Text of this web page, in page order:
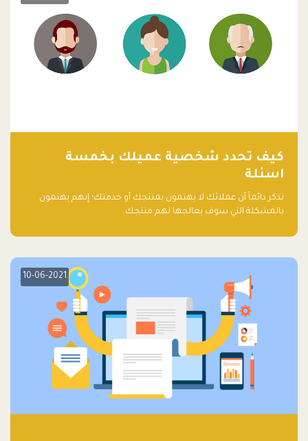
كيف تحدد شخصية عميلك بخمسة
اسئلة
تذكر دائماً أن عملائك لا يهتمون بمنتجك أو خدمتك؛ إنهم يهتمون
بالمشكلة التي سوف يعالجها لهم منتجك.
10-06-2021